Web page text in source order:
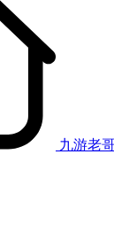
九游老